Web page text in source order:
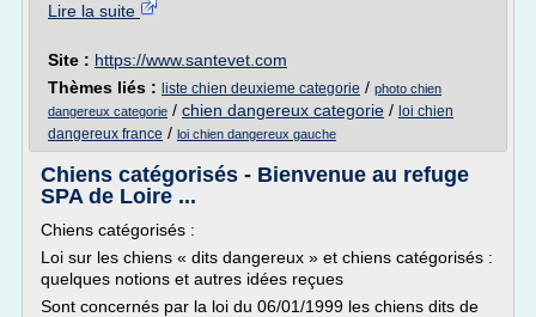
Lire la suite
Site : https://www.santevet.com
Thèmes liés : liste chien deuxieme categorie / photo chien
dangereux categorie / chien dangereux categorie / loi chien
dangereux france / loi chien dangereux gauche
Chiens catégorisés - Bienvenue au refuge
SPA de Loire ...
Chiens catégorisés :
Loi sur les chiens « dits dangereux » et chiens catégorisés :
quelques notions et autres idées reçues
Sont concernés par la loi du 06/01/1999 les chiens dits de